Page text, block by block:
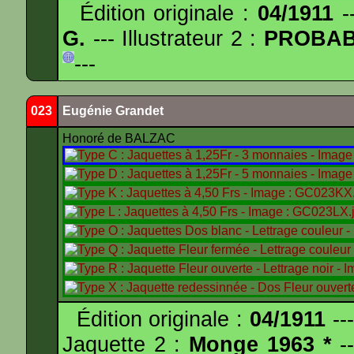
Édition originale : 04/1911
G. --- Illustrateur 2 :
---
023 Eugénie Grandet
Honoré de BALZAC
Édition originale : 04/1911
Jaquette 2 : Monge 1963 *